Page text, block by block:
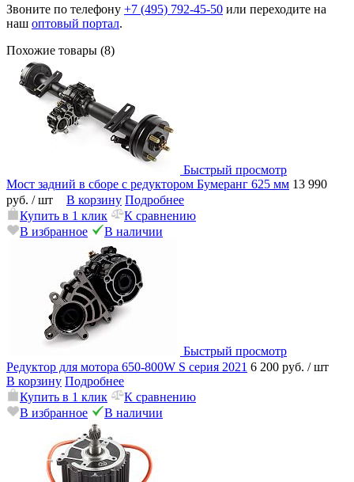
Звоните по телефону +7 (495) 792-45-50 или переходите на
наш оптовый портал.
Похожие товары (8)
Быстрый просмотр
Мост задний в сборе с редуктором Бумеранг 625 мм 13 990
руб. / шт В корзину Подробнее
Купить в 1 клик
К сравнению
В избранное
В наличии
Быстрый просмотр
Редуктор для мотора 650-800W S серия 2021 6 200 руб. / шт
В корзину Подробнее
Купить в 1 клик
К сравнению
В избранное
В наличии